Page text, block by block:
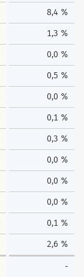
8,4 %
1,3 %
0,0 %
0,5 %
0,0 %
0,1 %
0,3 %
0,0 %
0,0 %
0,0 %
0,1 %
2,6 %
-